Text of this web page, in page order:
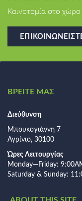
Καινοτομία στο
ΒΡΕΙΤΕ ΜΑΣ
Διεύθυνση
Μπουκογιάννη 7
Αγρίνιο, 30100
Ώρες Λειτουργίας
Monday—Friday:
Saturday & Sunday: